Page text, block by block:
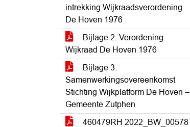
intrekking Wijkraadsverordening
De Hoven 1976
Bijlage 2. Verordening
Wijkraad De Hoven 1976
Bijlage 3.
Samenwerkingsovereenkomst
Stichting Wijkplatform De Hoven –
Gemeente Zutphen
460479RH 2022_BW_00578